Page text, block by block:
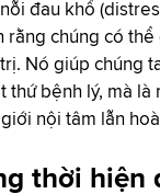
đau khổ
rằng chúng có
Nó giúp chúng
thứ bệnh lý, mà
nội tâm lẫn
thời hiện